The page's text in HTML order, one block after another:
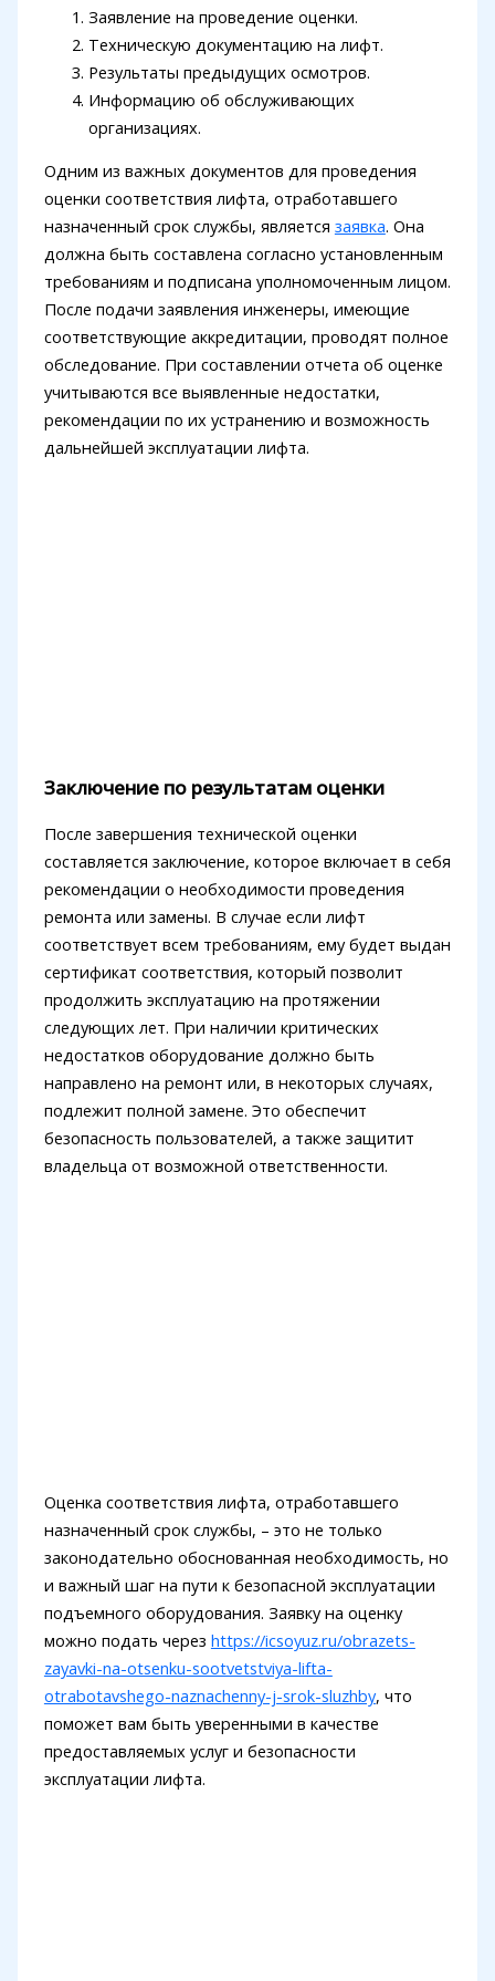
Заявление на проведение оценки.
Техническую документацию на лифт.
Результаты предыдущих осмотров.
Информацию об обслуживающих
организациях.
Одним из важных документов для проведения
оценки соответствия лифта, отработавшего
назначенный срок службы, является заявка. Она
должна быть составлена согласно установленным
требованиям и подписана уполномоченным лицом.
После подачи заявления инженеры, имеющие
соответствующие аккредитации, проводят полное
обследование. При составлении отчета об оценке
учитываются все выявленные недостатки,
рекомендации по их устранению и возможность
дальнейшей эксплуатации лифта.
Заключение по результатам оценки
После завершения технической оценки
составляется заключение, которое включает в себя
рекомендации о необходимости проведения
ремонта или замены. В случае если лифт
соответствует всем требованиям, ему будет выдан
сертификат соответствия, который позволит
продолжить эксплуатацию на протяжении
следующих лет. При наличии критических
недостатков оборудование должно быть
направлено на ремонт или, в некоторых случаях,
подлежит полной замене. Это обеспечит
безопасность пользователей, а также защитит
владельца от возможной ответственности.
Оценка соответствия лифта, отработавшего
назначенный срок службы, – это не только
законодательно обоснованная необходимость, но
и важный шаг на пути к безопасной эксплуатации
подъемного оборудования. Заявку на оценку
можно подать через https://icsoyuz.ru/obrazets-
zayavki-na-otsenku-sootvetstviya-lifta-
otrabotavshego-naznachenny-j-srok-sluzhby, что
поможет вам быть уверенными в качестве
предоставляемых услуг и безопасности
эксплуатации лифта.